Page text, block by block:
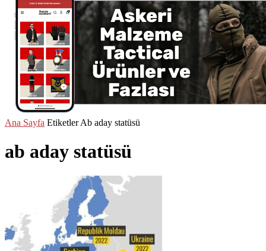
Ana Sayfa Etiketler Ab aday statüsü
ab aday statüsü